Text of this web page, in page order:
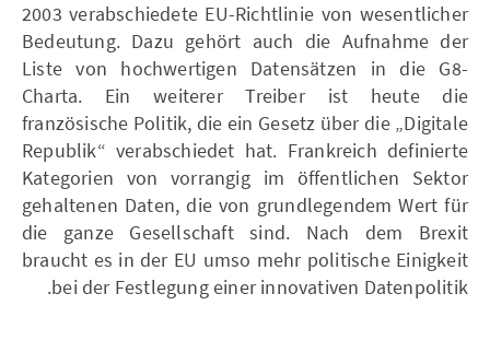
2003 verabschiedete EU-Richtlinie von wesentlicher
Bedeutung. Dazu gehört auch die Aufnahme der
Liste von hochwertigen Datensätzen in die G8-
Charta. Ein weiterer Treiber ist heute die
französische Politik, die ein Gesetz über die „Digitale
Republik“ verabschiedet hat. Frankreich definierte
Kategorien von vorrangig im öffentlichen Sektor
gehaltenen Daten, die von grundlegendem Wert für
die ganze Gesellschaft sind. Nach dem Brexit
braucht es in der EU umso mehr politische Einigkeit
bei der Festlegung einer innovativen Datenpolitik.